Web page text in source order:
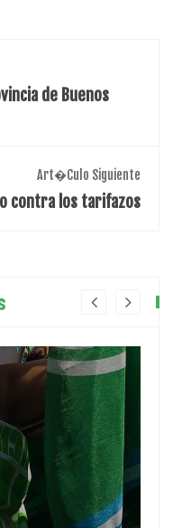
de Buenos
Art�culo Siguiente
contra los tarifazos